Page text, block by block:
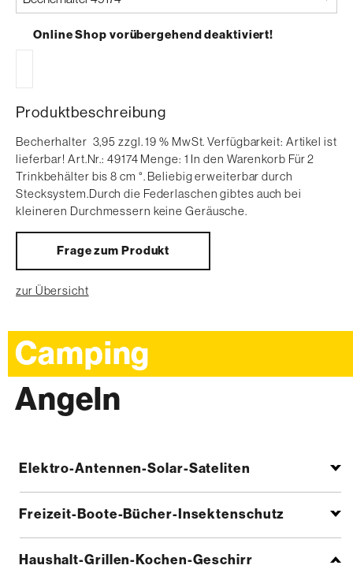
auswählen
Online Shop vorübergehend deaktiviert!
Produktbeschreibung
Becherhalter  3,95 zzgl. 19 % MwSt. Verfügbarkeit: Artikel ist
lieferbar! Art.Nr.: 49174 Menge: 1 In den Warenkorb Für 2
Trinkbehälter bis 8 cm °. Beliebig erweiterbar durch
Stecksystem.Durch die Federlaschen gibtes auch bei
kleineren Durchmessern keine Geräusche.
Frage zum Produkt
zur Übersicht
Camping
Angeln
Elektro-Antennen-Solar-Sateliten
Freizeit-Boote-Bücher-Insektenschutz
Haushalt-Grillen-Kochen-Geschirr